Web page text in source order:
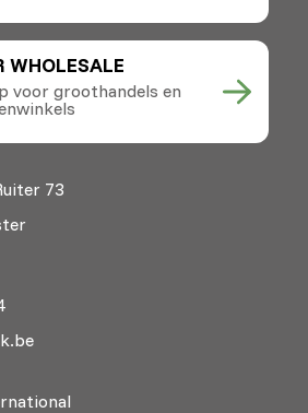
WHOLESALE
voor groothandels en
73